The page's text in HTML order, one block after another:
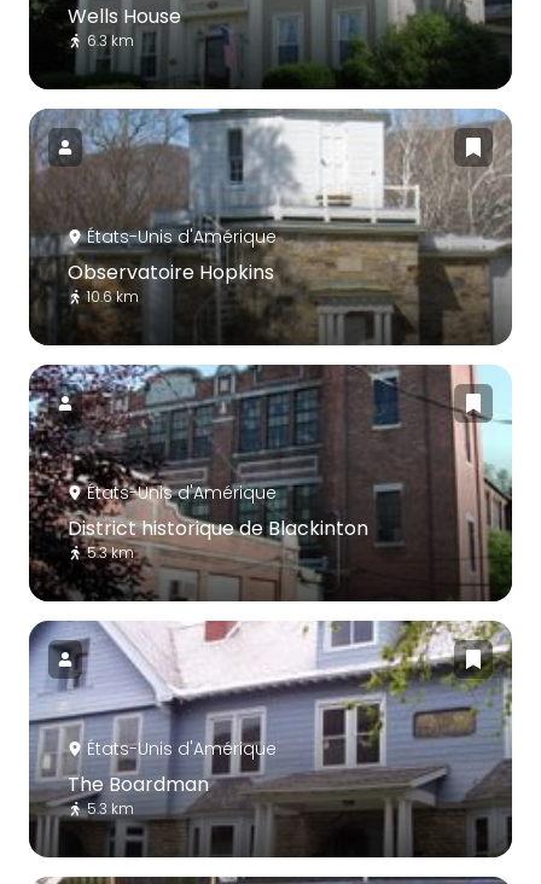
Wells House
6.3 km
États-Unis d'Amérique
Observatoire Hopkins
10.6 km
États-Unis d'Amérique
District historique de Blackinton
5.3 km
États-Unis d'Amérique
The Boardman
5.3 km